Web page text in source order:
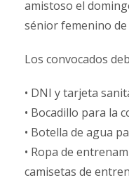
amistoso el
sénior femenino
Los convocados
• DNI y tarjeta
• Bocadillo para la
• Botella de agua
• Ropa de
camisetas de